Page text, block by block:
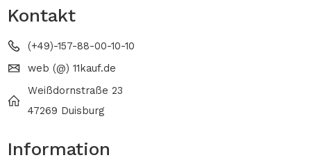
Kontakt
(+49)-157-88-00-10-10
web (@) 11kauf.de
Weißdornstraße 23
47269 Duisburg
Information